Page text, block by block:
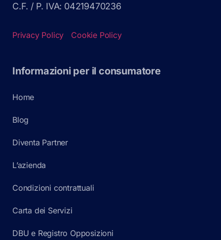
C.F. / P. IVA: 04219470236
Privacy Policy Cookie Policy
Informazioni per il consumatore
Home
Blog
Diventa Partner
L’azienda
Condizioni contrattuali
Carta dei Servizi
DBU e Registro Opposizioni